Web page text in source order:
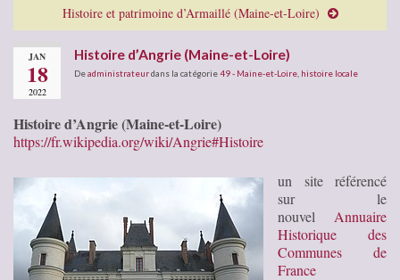
Histoire et patrimoine d’Armaillé (Maine-et-Loire)
JAN
18
2022
Histoire d’Angrie (Maine-et-Loire)
Deadministrateurdans la catégorie49 - Maine-et-Loire histoire locale
Histoire d’Angrie (Maine-et-Loire)
https://fr.wikipedia.org/wiki/Angrie#Histoire
un site référencé
sur le
nouvel Annuaire
Historique des
Communes de
France